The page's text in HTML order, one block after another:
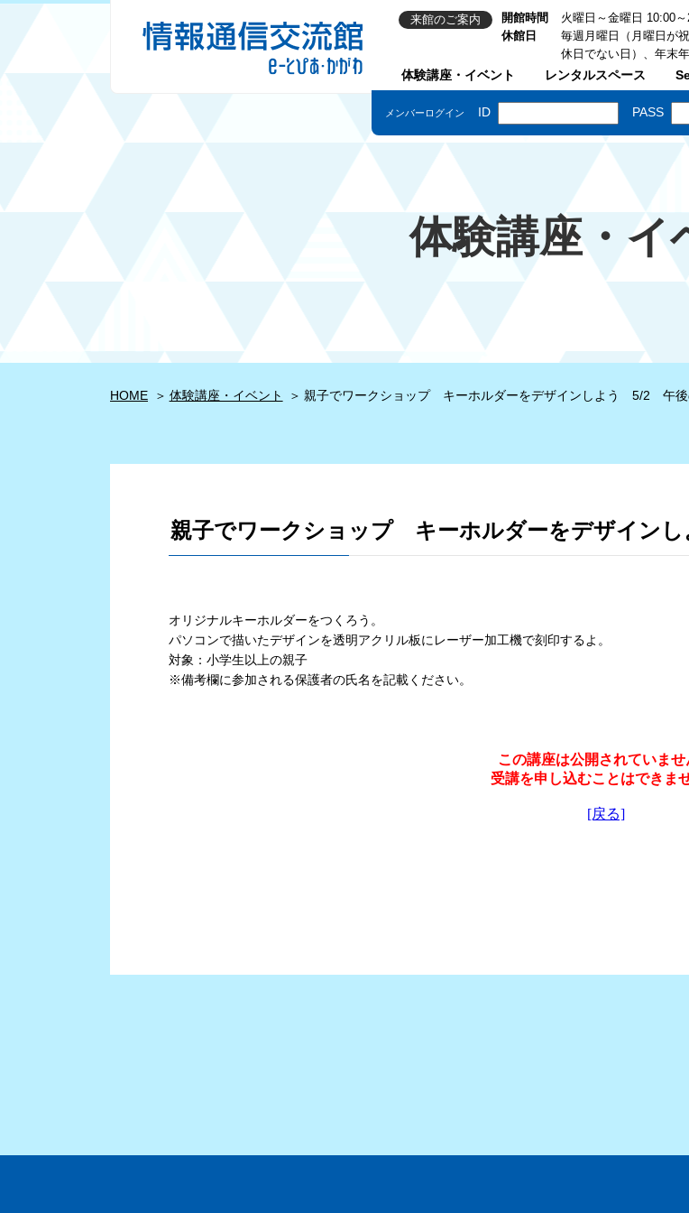
体験講座・イベント レンタルスペース
来館のご案内 開館時間
火曜日～金曜日 10:00
休館日
毎週月曜日（月曜日が
休日でない日）、年末
体験講座・イ
HOME 体験講座・イベント 親子でワークショップ キーホルダーをデザインしよう 5/2 午後
親子でワークショップ キーホルダーをデザイン
オリジナルキーホルダーをつくろう。
パソコンで描いたデザインを透明アクリル板にレーザー加工機で刻印するよ。
対象：小学生以上の親子
※備考欄に参加される保護者の氏名を記載ください。